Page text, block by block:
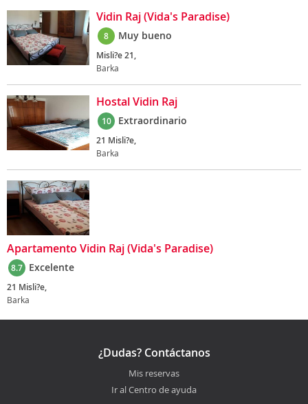
Vidin Raj (Vida's Paradise)
8 Muy bueno
Misli?e 21,
Barka
Hostal Vidin Raj
10 Extraordinario
21 Misli?e,
Barka
Apartamento Vidin Raj (Vida's Paradise)
8.7 Excelente
21 Misli?e,
Barka
¿Dudas? Contáctanos
Mis reservas
Ir al Centro de ayuda